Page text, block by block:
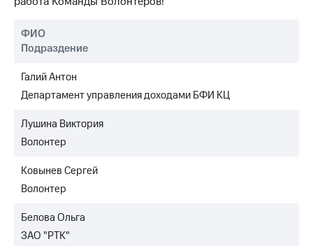
ФИО
Подраздение
Галий Антон
Департамент управления доходами БФИ КЦ
Лушина Виктория
Волонтер
Ковынев Сергей
Волонтер
Белова Ольга
ЗАО "РТК"